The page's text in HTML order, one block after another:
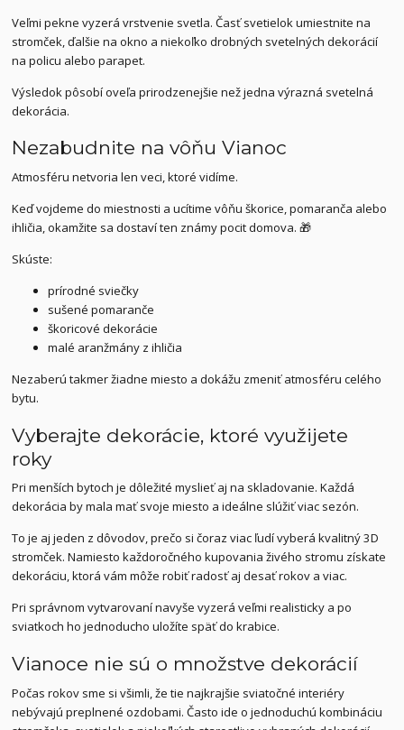
Veľmi pekne vyzerá vrstvenie svetla. Časť svetielok umiestnite na
stromček, ďalšie na okno a niekoľko drobných svetelných dekorácií
na policu alebo parapet.
Výsledok pôsobí oveľa prirodzenejšie než jedna výrazná svetelná
dekorácia.
Nezabudnite na vôňu Vianoc
Atmosféru netvoria len veci, ktoré vidíme.
Keď vojdeme do miestnosti a ucítime vôňu škorice, pomaranča alebo
ihličia, okamžite sa dostaví ten známy pocit domova. 🎁
Skúste:
prírodné sviečky
sušené pomaranče
škoricové dekorácie
malé aranžmány z ihličia
Nezaberú takmer žiadne miesto a dokážu zmeniť atmosféru celého
bytu.
Vyberajte dekorácie, ktoré využijete
roky
Pri menších bytoch je dôležité myslieť aj na skladovanie. Každá
dekorácia by mala mať svoje miesto a ideálne slúžiť viac sezón.
To je aj jeden z dôvodov, prečo si čoraz viac ľudí vyberá kvalitný 3D
stromček. Namiesto každoročného kupovania živého stromu získate
dekoráciu, ktorá vám môže robiť radosť aj desať rokov a viac.
Pri správnom vytvarovaní navyše vyzerá veľmi realisticky a po
sviatkoch ho jednoducho uložíte späť do krabice.
Vianoce nie sú o množstve dekorácií
Počas rokov sme si všimli, že tie najkrajšie sviatočné interiéry
nebývajú preplnené ozdobami. Často ide o jednoduchú kombináciu